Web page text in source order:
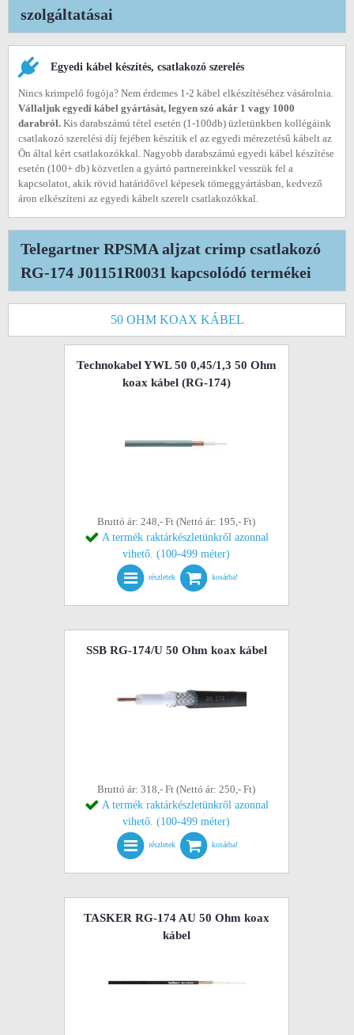
szolgáltatásai
Egyedi kábel készítés, csatlakozó szerelés
Nincs krimpelő fogója? Nem érdemes 1-2 kábel elkészítéséhez vásárolnia.
Vállaljuk egyedi kábel gyártását, legyen szó akár 1 vagy 1000
darabról. Kis darabszámú tétel esetén (1-100db) üzletünkben kollégáink
csatlakozó szerelési díj fejében készítik el az egyedi mérezetésű kábelt az
Ön által kért csatlakozókkal. Nagyobb darabszámú egyedi kábel készítése
esetén (100+ db) közvetlen a gyártó partnereinkkel vesszük fel a
kapcsolatot, akik rövid határidővel képesek tömeggyártásban, kedvező
áron elkészíteni az egyedi kábelt szerelt csatlakozókkal.
Telegartner RPSMA aljzat crimp csatlakozó
RG-174 J01151R0031 kapcsolódó termékei
50 OHM KOAX KÁBEL
Technokabel YWL 50 0,45/1,3 50 Ohm
koax kábel (RG-174)
Bruttó ár: 248,- Ft (Nettó ár: 195,- Ft)
A termék raktárkészletünkről azonnal
vihető. (100-499 méter)
részletek kosárba!
SSB RG-174/U 50 Ohm koax kábel
Bruttó ár: 318,- Ft (Nettó ár: 250,- Ft)
A termék raktárkészletünkről azonnal
vihető. (100-499 méter)
részletek kosárba!
TASKER RG-174 AU 50 Ohm koax
kábel